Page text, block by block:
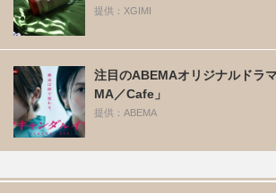
提供：XGIMI
注目のABEMAオリジナルドラ
MA／Cafe」
提供：ABEMA